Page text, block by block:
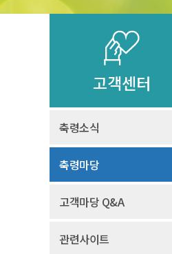
고객센터
축령소식
축령마당
고객마당 Q&A
관련사이트